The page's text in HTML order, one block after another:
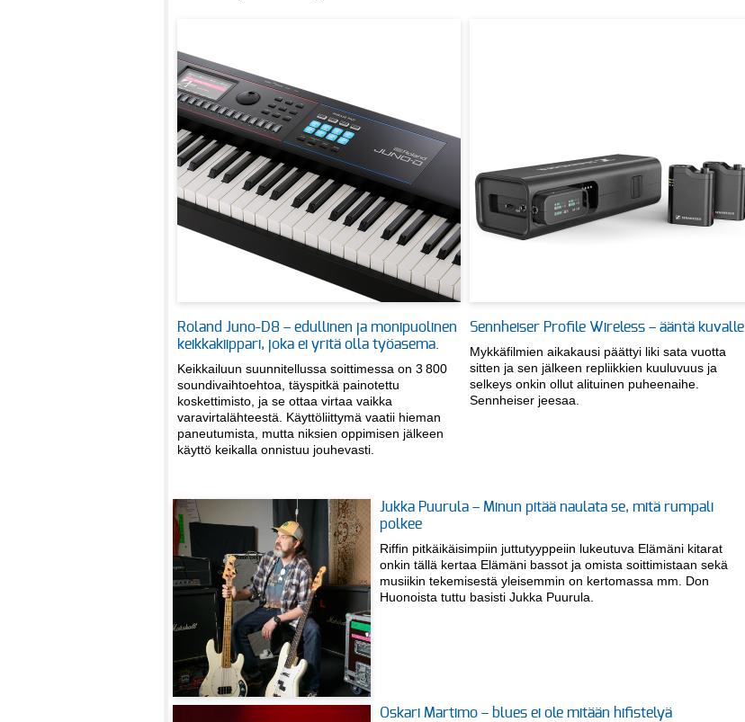
Roland Juno-D8 – edullinen ja monipuolinen
keikkakiippari, joka ei yritä olla työasema.
Keikkailuun suunnitellussa soittimessa on 3 800
soundivaihtoehtoa, täyspitkä painotettu
koskettimisto, ja se ottaa virtaa vaikka
varavirtalähteestä. Käyttöliittymä vaatii hieman
paneutumista, mutta niksien oppimisen jälkeen
käyttö keikalla onnistuu jouhevasti.
Sennheiser Profile Wireless – ääntä kuvalle
Mykkäfilmien aikakausi päättyi liki sata vuotta
sitten ja sen jälkeen repliikkien kuuluvuus ja
selkeys onkin ollut alituinen puheenaihe.
Sennheiser jeesaa.
Jukka Puurula – Minun pitää naulata se, mitä rumpali
polkee
Riffin pitkäikäisimpiin juttutyyppeiin lukeutuva Elämäni kitarat
onkin tällä kertaa Elämäni bassot ja omista soittimistaan sekä
musiikin tekemisestä yleisemmin on kertomassa mm. Don
Huonoista tuttu basisti Jukka Puurula.
Oskari Martimo – blues ei ole mitään hifistelyä